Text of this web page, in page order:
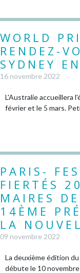
WORLD
RENDEZ-
SYDNEY
16 novembre 2022
L'Australie accueillera
février et le 5 mars.
PARIS-
FIERTÉS
MAIRES
14ÈME
LA
09 novembre 2022
La deuxième édition
débute le 10